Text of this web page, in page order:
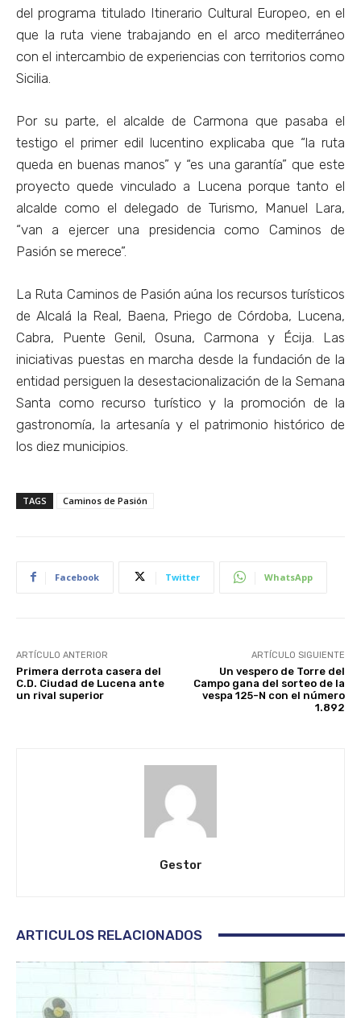
del programa titulado Itinerario Cultural Europeo, en el
que la ruta viene trabajando en el arco mediterráneo
con el intercambio de experiencias con territorios como
Sicilia.
Por su parte, el alcalde de Carmona que pasaba el
testigo el primer edil lucentino explicaba que “la ruta
queda en buenas manos” y “es una garantía” que este
proyecto quede vinculado a Lucena porque tanto el
alcalde como el delegado de Turismo, Manuel Lara,
“van a ejercer una presidencia como Caminos de
Pasión se merece”.
La Ruta Caminos de Pasión aúna los recursos turísticos
de Alcalá la Real, Baena, Priego de Córdoba, Lucena,
Cabra, Puente Genil, Osuna, Carmona y Écija. Las
iniciativas puestas en marcha desde la fundación de la
entidad persiguen la desestacionalización de la Semana
Santa como recurso turístico y la promoción de la
gastronomía, la artesanía y el patrimonio histórico de
los diez municipios.
TAGS Caminos de Pasión
Facebook Twitter WhatsApp
ARTÍCULO ANTERIOR
Primera derrota casera del
C.D. Ciudad de Lucena ante
un rival superior
ARTÍCULO SIGUIENTE
Un vespero de Torre del
Campo gana del sorteo de la
vespa 125-N con el número
1.892
Gestor
ARTICULOS RELACIONADOS